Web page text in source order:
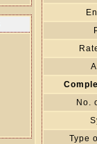
No.
Type